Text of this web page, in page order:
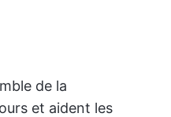
de la
et aident les